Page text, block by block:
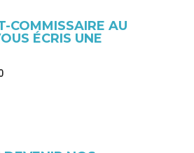
COMMISSAIRE AU
ÉCRIS UNE